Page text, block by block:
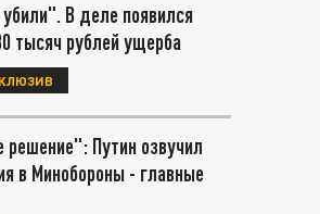
В деле появился
тысяч рублей ущерба
Путин озвучил
в Минобороны - главные